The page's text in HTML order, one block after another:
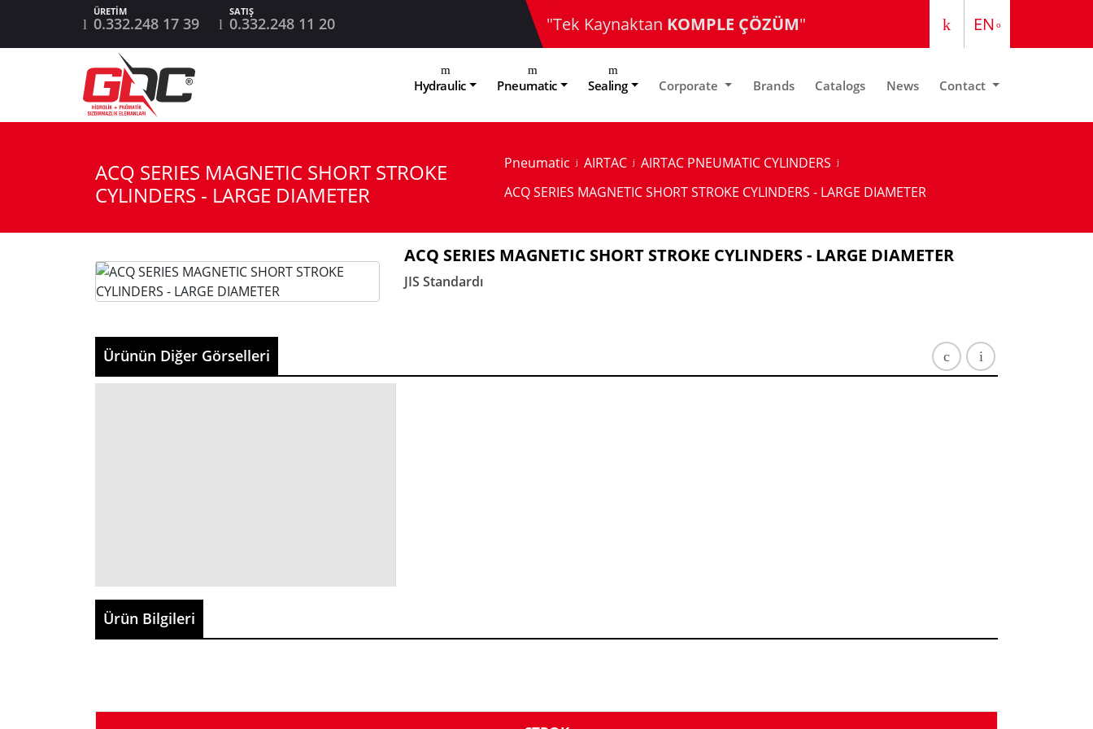
0.332.248 17 39 0.332.248 11 20 "Tek Kaynaktan KOMPLE ÇÖZÜM" EN
TR
Hydraulic Pneumatic Sealing Corporate Brands Catalogs News Contact
ACQ SERIES MAGNETIC SHORT STROKE
CYLINDERS - LARGE DIAMETER
Pneumatic AIRTAC
AIRTAC PNEUMATIC CYLINDERS
ACQ SERIES MAGNETIC SHORT STROKE CYLINDERS - LARGE DIAMETER
ACQ SERIES MAGNETIC SHORT STROKE CYLINDERS - LARGE DIAMETER
JIS Standardı
Ürünün Diğer Görselleri
Ürün Bilgileri